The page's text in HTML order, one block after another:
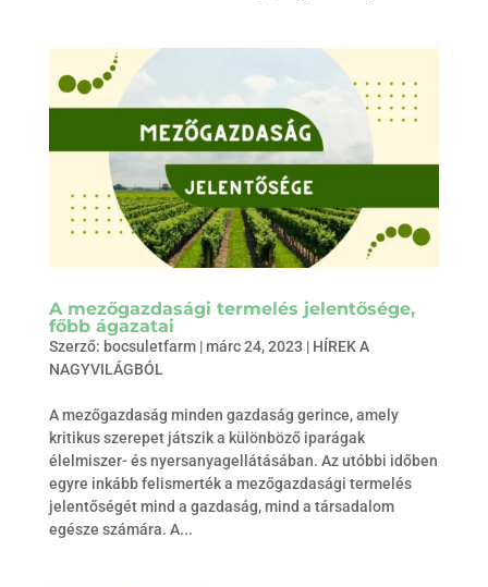
A mezőgazdasági termelés jelentősége,
főbb ágazatai
Szerző: bocsuletfarm|márc 24, 2023 | HÍREK A
NAGYVILÁGBÓL
A mezőgazdaság minden gazdaság gerince, amely
kritikus szerepet játszik a különböző iparágak
élelmiszer- és nyersanyagellátásában. Az utóbbi időben
egyre inkább felismerték a mezőgazdasági termelés
jelentőségét mind a gazdaság, mind a társadalom
egésze számára. A...